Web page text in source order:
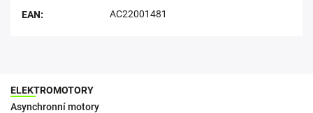
EAN: AC22001481
ELEKTROMOTORY
Asynchronní motory